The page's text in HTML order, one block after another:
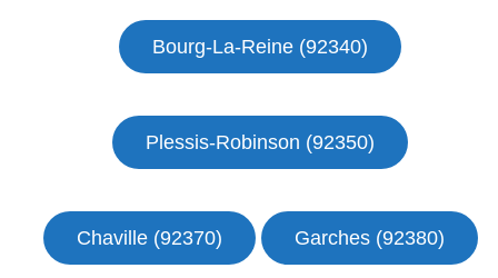
Bourg-La-Reine (92340)
Plessis-Robinson (92350)
Chaville (92370) Garches (92380)